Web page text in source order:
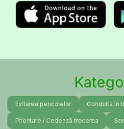
Evitarea pericolelor Conduita în
Prioritate / Cedează trecerea